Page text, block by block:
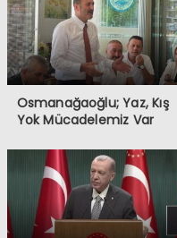
Osmanağaoğlu; Yaz, Kış
Yok Mücadelemiz Var